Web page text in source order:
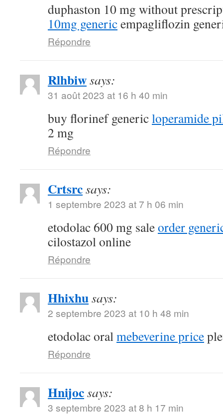
duphaston 10 mg without
10mg genericempagliflozin
Répondre
Rlhbiwsays:
31 août 2023 at 16 h 40 min
buy florinef genericloperamide
2 mg
Répondre
Crtsrcsays:
1 septembre 2023 at 7 h 06 min
etodolac 600 mg saleorder
cilostazol online
Répondre
Hhixhusays:
2 septembre 2023 at 10 h 48 min
etodolac oralmebeverine price
Répondre
Hnijocsays:
3 septembre 2023 at 8 h 17 min